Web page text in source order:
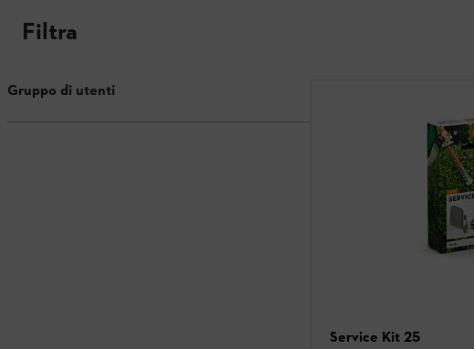
Filtra
Gruppo di utenti
Service Kit 25